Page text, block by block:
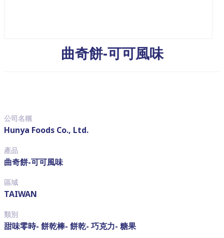
曲奇餅-可可風味
公司名稱
Hunya Foods Co., Ltd.
產品
曲奇餅-可可風味
區域
TAIWAN
類別
甜味零時- 餅乾棒- 餅乾- 巧克力- 糖果